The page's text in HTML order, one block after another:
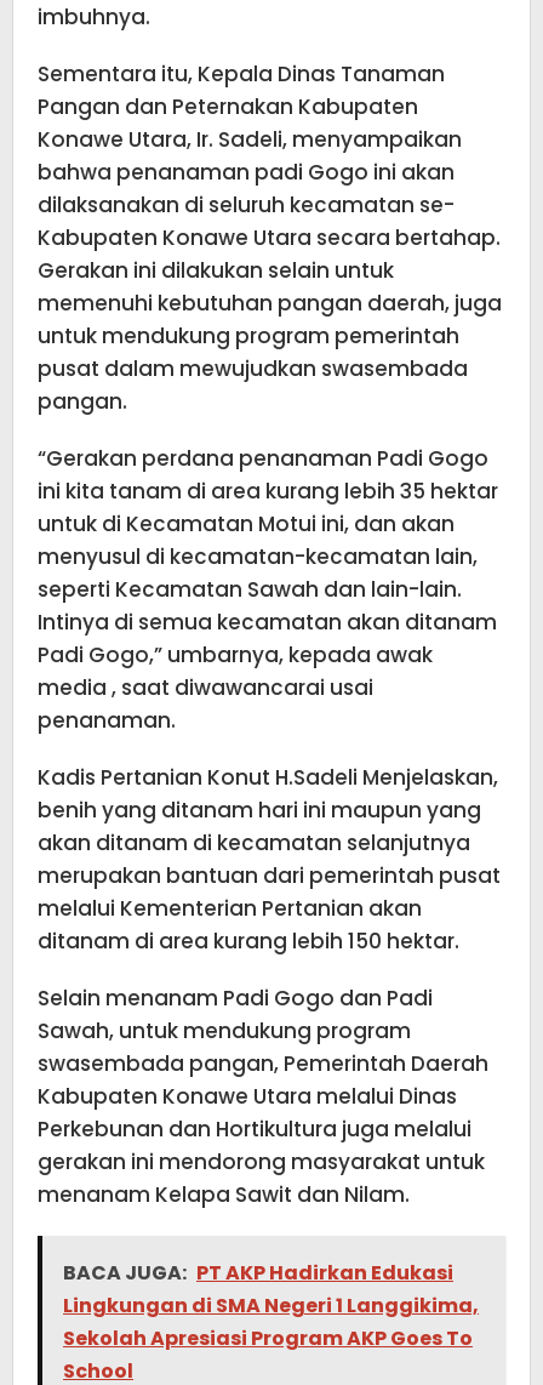
imbuhnya.
Sementara itu, Kepala Dinas Tanaman
Pangan dan Peternakan Kabupaten
Konawe Utara, Ir. Sadeli, menyampaikan
bahwa penanaman padi Gogo ini akan
dilaksanakan di seluruh kecamatan se-
Kabupaten Konawe Utara secara bertahap.
Gerakan ini dilakukan selain untuk
memenuhi kebutuhan pangan daerah, juga
untuk mendukung program pemerintah
pusat dalam mewujudkan swasembada
pangan.
“Gerakan perdana penanaman Padi Gogo
ini kita tanam di area kurang lebih 35 hektar
untuk di Kecamatan Motui ini, dan akan
menyusul di kecamatan-kecamatan lain,
seperti Kecamatan Sawah dan lain-lain.
Intinya di semua kecamatan akan ditanam
Padi Gogo,” umbarnya, kepada awak
media , saat diwawancarai usai
penanaman.
Kadis Pertanian Konut H.Sadeli Menjelaskan,
benih yang ditanam hari ini maupun yang
akan ditanam di kecamatan selanjutnya
merupakan bantuan dari pemerintah pusat
melalui Kementerian Pertanian akan
ditanam di area kurang lebih 150 hektar.
Selain menanam Padi Gogo dan Padi
Sawah, untuk mendukung program
swasembada pangan, Pemerintah Daerah
Kabupaten Konawe Utara melalui Dinas
Perkebunan dan Hortikultura juga melalui
gerakan ini mendorong masyarakat untuk
menanam Kelapa Sawit dan Nilam.
BACA JUGA: PT AKP Hadirkan Edukasi
Lingkungan di SMA Negeri 1 Langgikima,
Sekolah Apresiasi Program AKP Goes To
School